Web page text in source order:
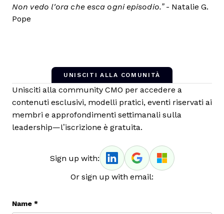
Non vedo l'ora che esca ogni episodio.”- Natalie G.
Pope
UNISCITI ALLA COMUNITÀ
Unisciti alla community CMO per accedere a
contenuti esclusivi, modelli pratici, eventi riservati ai
membri e approfondimenti settimanali sulla
leadership—l’iscrizione è gratuita.
Sign up with:
Or sign up with email:
Name *